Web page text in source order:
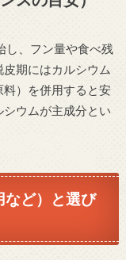
し、フン量や食べ残
期にはカルシウム
）を併用すると安
ウムが主成分とい
など）と選び